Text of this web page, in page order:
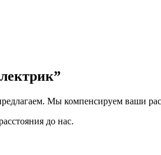
Мы компенсируем ваши
до нас.